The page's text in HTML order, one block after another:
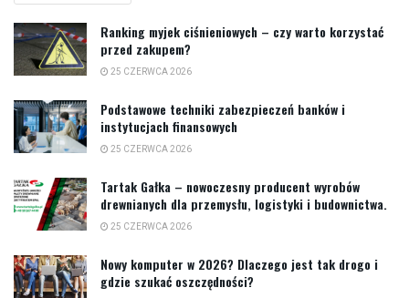
Ranking myjek ciśnieniowych – czy warto korzystać
przed zakupem?
25 CZERWCA 2026
Podstawowe techniki zabezpieczeń banków i
instytucjach finansowych
25 CZERWCA 2026
Tartak Gałka – nowoczesny producent wyrobów
drewnianych dla przemysłu, logistyki i budownictwa.
25 CZERWCA 2026
Nowy komputer w 2026? Dlaczego jest tak drogo i
gdzie szukać oszczędności?